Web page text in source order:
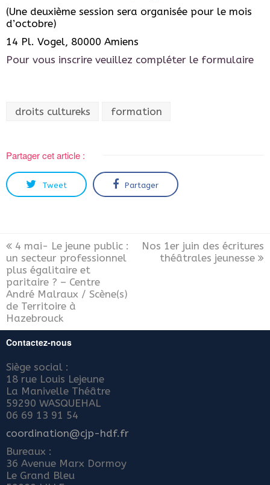
(Une deuxième session sera organisée pour le mois
d’octobre)
14 Pl. Vogel, 80000 Amiens
Pour vous inscrire veuillez compléter le formulaire
droits cultureks formation
Partager cet article :
Tweet Partager
4 mai- Le jeune public :
un secteur professionnel
plus égalitaire et
paritaire ? – Centre
André Malraux / Scène(s)
de Territoire à
Hazebrouck
Nos 1er juin des écritures
théâtrales jeunesse
Contactez-nous
Siège social :
18 rue Louis Lejeune
La Manivelle Théâtre
59290 WASQUEHAL
06 69 13 91 54
coordination@cjp-hdf.fr
Bureaux :
36 Avenue Marx Dormoy
Le Grand Bleu